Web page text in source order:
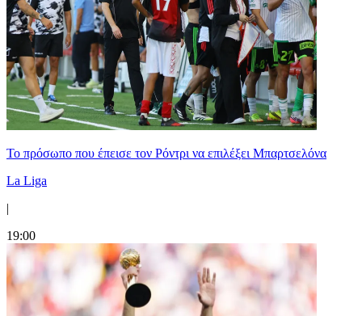
Το πρόσωπο που έπεισε τον Ρόντρι να επιλέξει Μπαρτσελόνα
La Liga
|
19:00